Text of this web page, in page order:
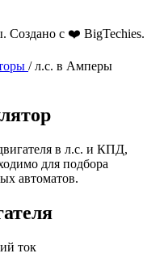
Создано с ❤️ BigTechies.
/л.с. в Амперы
в л.с. и КПД,
для подбора
автоматов.
ток